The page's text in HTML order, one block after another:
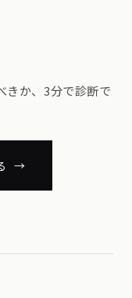
きか、3分で診断で
→